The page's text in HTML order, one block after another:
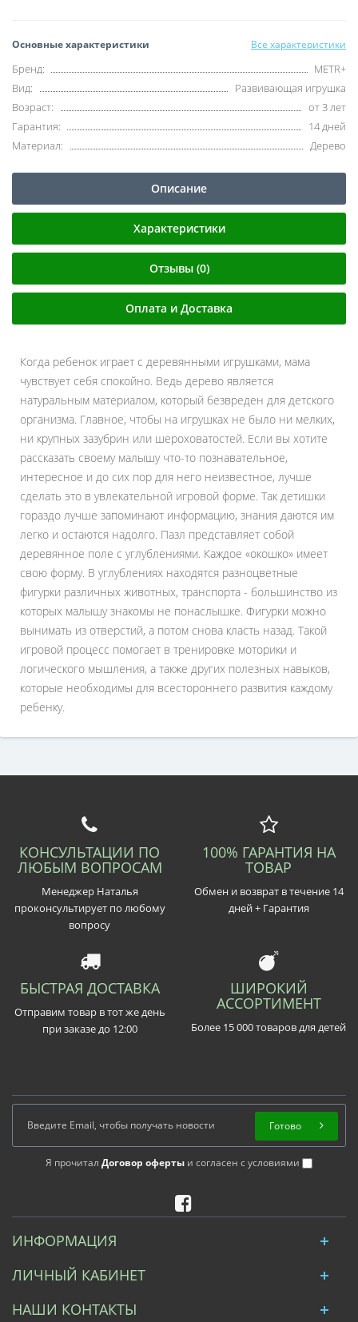
Основные характеристики Все характеристики
Бренд:
METR+
Вид:
Развивающая игрушка
Возраст:
от 3 лет
Гарантия:
14 дней
Материал:
Дерево
Описание
Характеристики
Отзывы (0)
Оплата и Доставка
Когда ребенок играет с деревянными игрушками, мама
чувствует себя спокойно. Ведь дерево является
натуральным материалом, который безвреден для детского
организма. Главное, чтобы на игрушках не было ни мелких,
ни крупных зазубрин или шероховатостей. Если вы хотите
рассказать своему малышу что-то познавательное,
интересное и до сих пор для него неизвестное, лучше
сделать это в увлекательной игровой форме. Так детишки
гораздо лучше запоминают информацию, знания даются им
легко и остаются надолго. Пазл представляет собой
деревянное поле с углублениями. Каждое «окошко» имеет
свою форму. В углублениях находятся разноцветные
фигурки различных животных, транспорта - большинство из
которых малышу знакомы не понаслышке. Фигурки можно
вынимать из отверстий, а потом снова класть назад. Такой
игровой процесс помогает в тренировке моторики и
логического мышления, а также других полезных навыков,
которые необходимы для всестороннего развития каждому
ребенку.
КОНСУЛЬТАЦИИ ПО
ЛЮБЫМ ВОПРОСАМ
Менеджер Наталья
проконсультирует по любому
вопросу
100% ГАРАНТИЯ НА
ТОВАР
Обмен и возврат в течение 14
дней + Гарантия
БЫСТРАЯ ДОСТАВКА
Отправим товар в тот же день
при заказе до 12:00
ШИРОКИЙ
АССОРТИМЕНТ
Более 15 000 товаров для детей
Я прочитал Договор оферты и согласен с условиями
Готово
ИНФОРМАЦИЯ
ЛИЧНЫЙ КАБИНЕТ
НАШИ КОНТАКТЫ